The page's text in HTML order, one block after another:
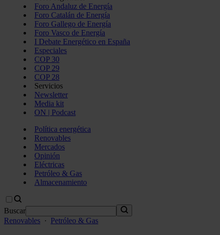
Foro Andaluz de Energía
Foro Catalán de Energía
Foro Gallego de Energía
Foro Vasco de Energía
I Debate Energético en España
Especiales
COP 30
COP 29
COP 28
Servicios
Newsletter
Media kit
ON | Podcast
Política energética
Renovables
Mercados
Opinión
Eléctricas
Petróleo & Gas
Almacenamiento
Buscar
Renovables · Petróleo & Gas